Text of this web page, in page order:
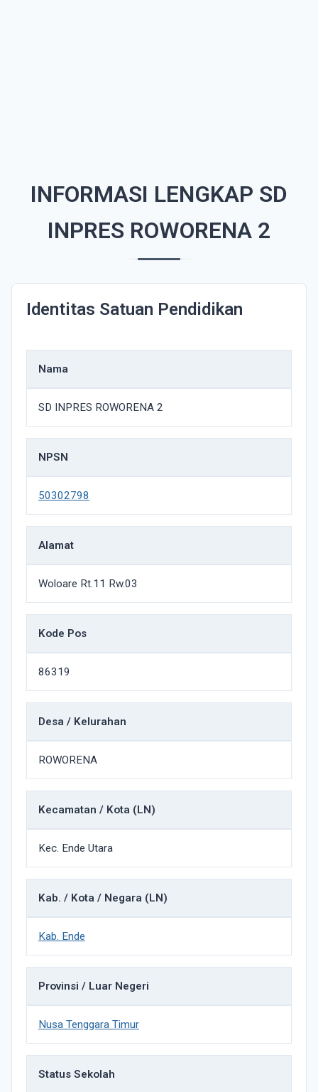
INFORMASI LENGKAP SD
INPRES ROWORENA 2
Identitas Satuan Pendidikan
Nama
SD INPRES ROWORENA 2
NPSN
50302798
Alamat
Woloare Rt.11 Rw.03
Kode Pos
86319
Desa / Kelurahan
ROWORENA
Kecamatan / Kota (LN)
Kec. Ende Utara
Kab. / Kota / Negara (LN)
Kab. Ende
Provinsi / Luar Negeri
Nusa Tenggara Timur
Status Sekolah